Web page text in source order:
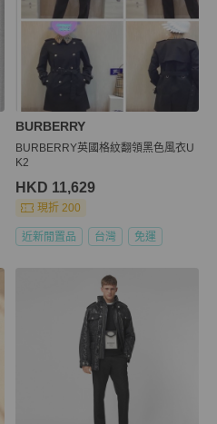
BURBERRY
BURBERRY英國格紋翻領黑色風衣U
K2
HKD 11,629
現折 200
近新閒置品 台灣 免運